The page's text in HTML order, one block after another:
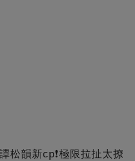
松韻新cp❗️極限拉扯太撩